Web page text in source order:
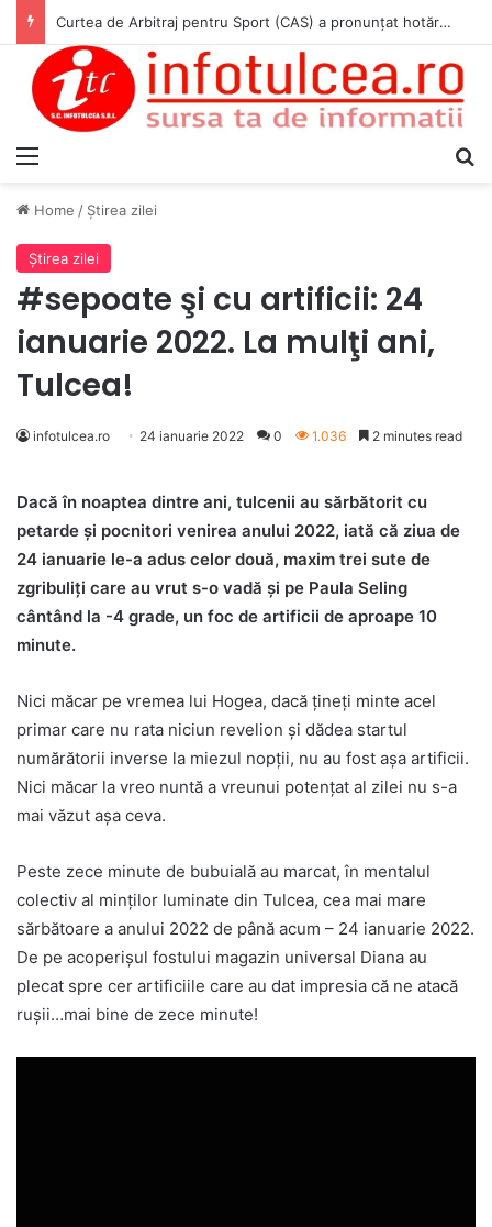
Curtea de Arbitraj pentru Sport (CAS) a pronunțat hotărârea în cauza WADA v. ANAD & Matei Cosmin Gabriel
Home / Ştirea zilei
Ştirea zilei
#sepoate şi cu artificii: 24
ianuarie 2022. La mulţi ani,
Tulcea!
infotulcea.ro 24 ianuarie 2022 0 1.036 2 minutes read
Dacă în noaptea dintre ani, tulcenii au sărbătorit cu
petarde şi pocnitori venirea anului 2022, iată că ziua de
24 ianuarie le-a adus celor două, maxim trei sute de
zgribuliţi care au vrut s-o vadă şi pe Paula Seling
cântând la -4 grade, un foc de artificii de aproape 10
minute.
Nici măcar pe vremea lui Hogea, dacă ţineţi minte acel
primar care nu rata niciun revelion şi dădea startul
numărătorii inverse la miezul nopţii, nu au fost aşa artificii.
Nici măcar la vreo nuntă a vreunui potenţat al zilei nu s-a
mai văzut aşa ceva.
Peste zece minute de bubuială au marcat, în mentalul
colectiv al minţilor luminate din Tulcea, cea mai mare
sărbătoare a anului 2022 de până acum – 24 ianuarie 2022.
De pe acoperişul fostului magazin universal Diana au
plecat spre cer artificiile care au dat impresia că ne atacă
ruşii…mai bine de zece minute!